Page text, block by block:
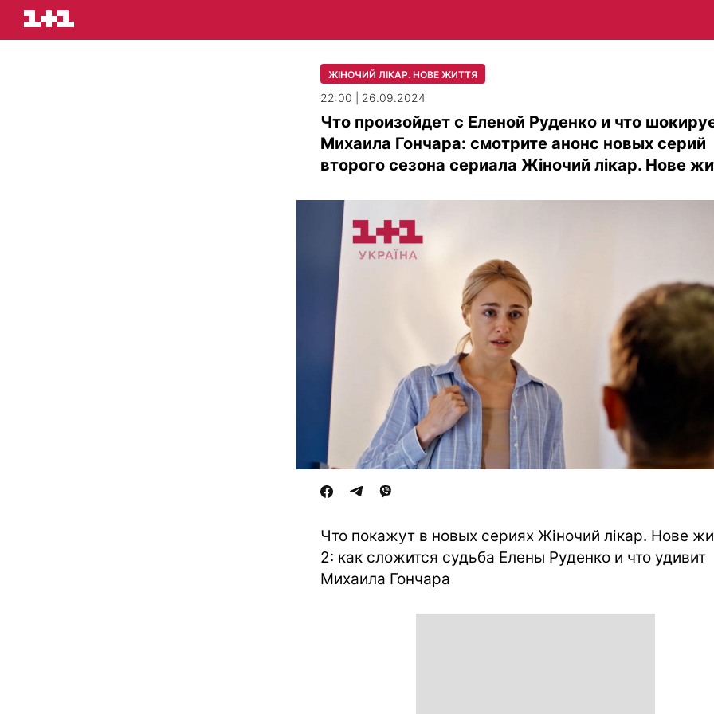
ЖІНОЧИЙ ЛІКАР. НОВЕ ЖИТТЯ
22:00 | 26.09.2024
Что произойдет с Еленой Руденко и что
Михаила Гончара: смотрите анонс новых серий
второго сезона сериала Жіночий лікар. Нове
Что покажут в новых сериях Жіночий лікар. Нове
2: как сложится судьба Елены Руденко и что удивит
Михаила Гончара